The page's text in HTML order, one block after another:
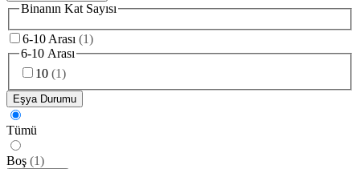
Binanın Kat Sayısı
6-10 Arası (1)
6-10 Arası
10 (1)
Eşya Durumu
Tümü
Boş (1)